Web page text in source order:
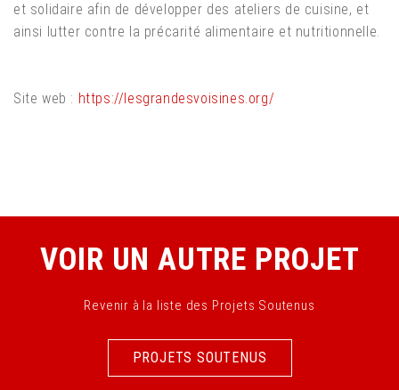
et solidaire afin de développer des ateliers de cuisine, et
ainsi lutter contre la précarité alimentaire et nutritionnelle.
Site web : https://lesgrandesvoisines.org/ ​
VOIR UN AUTRE PROJET
Revenir à la liste des Projets Soutenus
PROJETS SOUTENUS
PROJETS SOUTENUS